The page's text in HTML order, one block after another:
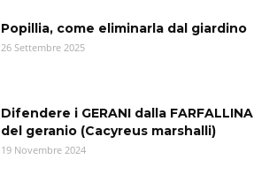
Popillia, come eliminarla dal giardino
26 Settembre 2025
Difendere i GERANI dalla FARFALLINA
del geranio (Cacyreus marshalli)
19 Novembre 2024